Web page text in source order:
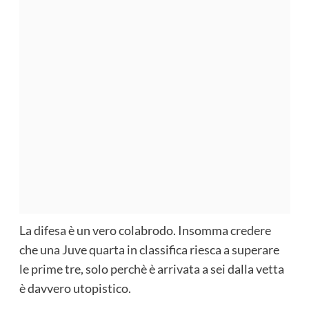
La difesa è un vero colabrodo. Insomma credere
che una Juve quarta in classifica riesca a superare
le prime tre, solo perchè è arrivata a sei dalla vetta
è davvero utopistico.